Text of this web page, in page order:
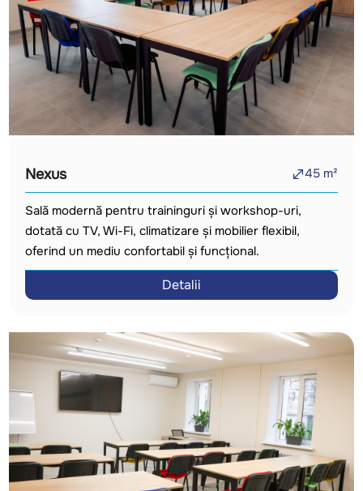
Nexus 45m²
Sală modernă pentru traininguri și workshop-uri,
dotată cu TV, Wi-Fi, climatizare și mobilier flexibil,
oferind un mediu confortabil și funcțional.
Detalii